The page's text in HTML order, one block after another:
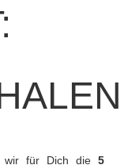
wir für Dich die 5